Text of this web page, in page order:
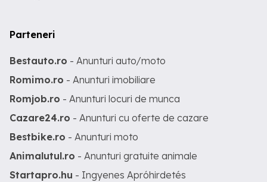
Parteneri
Bestauto.ro - Anunturi auto/moto
Romimo.ro - Anunturi imobiliare
Romjob.ro - Anunturi locuri de munca
Cazare24.ro - Anunturi cu oferte de cazare
Bestbike.ro - Anunturi moto
Animalutul.ro - Anunturi gratuite animale
Startapro.hu - Ingyenes Apróhirdetés